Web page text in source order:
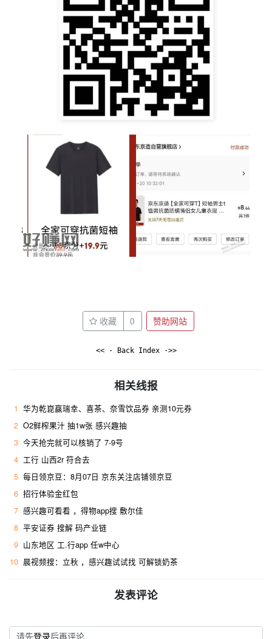
收藏 0 赞助网站
<< · Back Index ·>>
相关线报
1 华为乾崑赢瑞幸、喜茶、奈雪饮品券 亲测10元券
2 O2鲜榨果汁 抽1w张 感兴趣抽
3 今天抢完就可以核销了 7-9号
4 工行 山西2r 符合去 ​
5 每日领京豆：8月07日 京东关注店铺领京豆
6 招行体验金红包
7 感兴趣可看看 ，得物app搜 敷尔佳
8 平安证券 搜解 码产业链
9 山东地区 工.行app 任w中心
10 晨视频搜：立秋 ，感兴趣试试找 可解锁奶茶
发表评论
请先登录后再评论